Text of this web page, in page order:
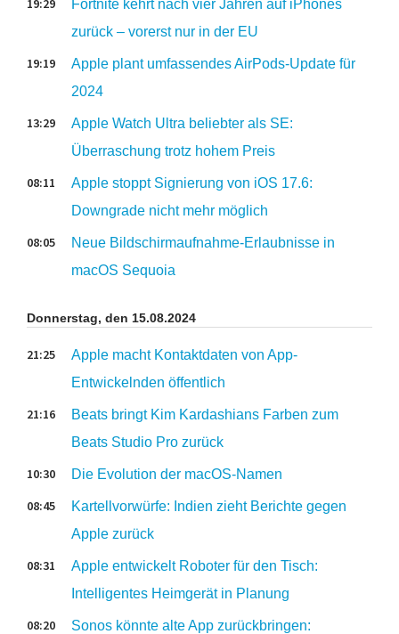
Fortnite kehrt nach vier Jahren auf iPhones
zurück – vorerst nur in der EU
19:29
Apple plant umfassendes AirPods-Update für
2024
19:19
Apple Watch Ultra beliebter als SE:
Überraschung trotz hohem Preis
13:29
Apple stoppt Signierung von iOS 17.6:
Downgrade nicht mehr möglich
08:11
Neue Bildschirmaufnahme-Erlaubnisse in
macOS Sequoia
08:05
Donnerstag, den 15.08.2024
Apple macht Kontaktdaten von App-
Entwickelnden öffentlich
21:25
Beats bringt Kim Kardashians Farben zum
Beats Studio Pro zurück
21:16
Die Evolution der macOS-Namen
10:30
Kartellvorwürfe: Indien zieht Berichte gegen
Apple zurück
08:45
Apple entwickelt Roboter für den Tisch:
Intelligentes Heimgerät in Planung
08:31
Sonos könnte alte App zurückbringen:
08:20